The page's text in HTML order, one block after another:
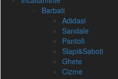
Barbati
Adidasi
Sandale
Pantofi
Slapi&Saboti
Ghete
Cizme